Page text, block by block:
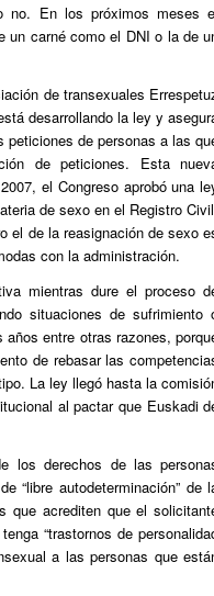
no. En los próximos meses
un carné como el DNI o la de
de transexuales
desarrollando la ley y
peticiones de personas a las
de peticiones. Esta
el Congreso aprobó una
de sexo en el Registro
el de la reasignación de sexo
con la administración.
mientras dure el proceso
situaciones de sufrimiento
entre otras razones,
de rebasar las
La ley llegó hasta la
al pactar que Euskadi
los derechos de las
“libre autodeterminación” de
que acrediten que el
“trastornos de
a las personas que